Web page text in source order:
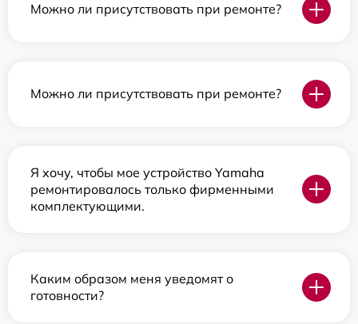
Можно ли присутствовать при ремонте?
Можно ли присутствовать при ремонте?
Я хочу, чтобы мое устройство Yamaha
ремонтировалось только фирменными
комплектующими.
Каким образом меня уведомят о
готовности?